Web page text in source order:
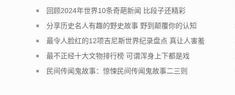
回顾2024年世界10条奇葩新闻 比段子还精彩
分享历史名人有趣的野史故事 野到颠覆你的认知
最令人脸红的12项吉尼斯世界纪录盘点 真让人害羞
最不正经十大文物排行榜 可谓浑身上下都是戏
民间传闻鬼故事：惊悚民间传闻鬼故事二三则